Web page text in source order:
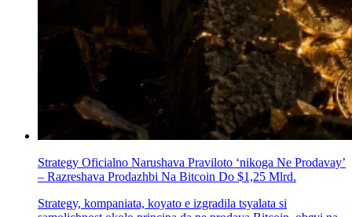
Strategy Oficіalno Narushava Praviloto ‘nikoga Ne Prodavay’
– Razreshava Prodazhbi Na Bitcoin Do $1,25 Mlrd.
Strategy, kompaniata, koуato е izgradila tsyalata si